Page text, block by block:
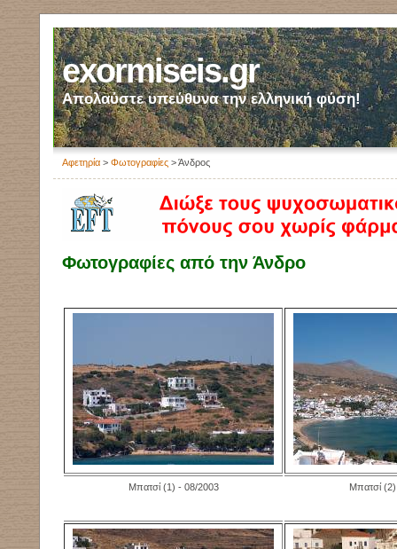
exormiseis.gr
Απολαύστε υπεύθυνα την ελληνική φύση!
Αφετηρία > Φωτογραφίες > Άνδρος
Φωτογραφίες από την Άνδρο
Μπατσί (1) - 08/2003 Μπατσί